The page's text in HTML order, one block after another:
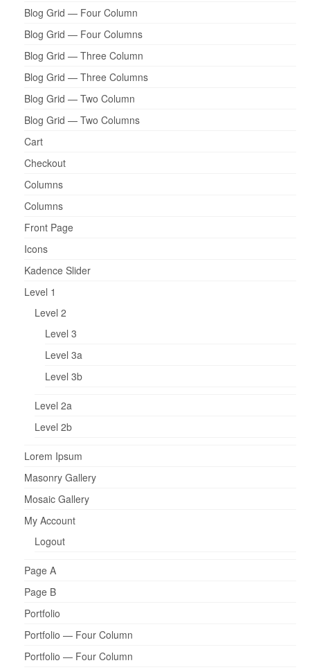
Blog Grid — Four Column
Blog Grid — Four Columns
Blog Grid — Three Column
Blog Grid — Three Columns
Blog Grid — Two Column
Blog Grid — Two Columns
Cart
Checkout
Columns
Columns
Front Page
Icons
Kadence Slider
Level 1
Level 2
Level 3
Level 3a
Level 3b
Level 2a
Level 2b
Lorem Ipsum
Masonry Gallery
Mosaic Gallery
My Account
Logout
Page A
Page B
Portfolio
Portfolio — Four Column
Portfolio — Four Column